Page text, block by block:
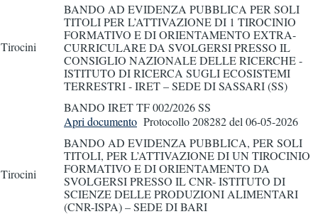
Tirocini
BANDO AD EVIDENZA PUBBLICA PER SOLI
TITOLI PER L’ATTIVAZIONE DI 1 TIROCINIO
FORMATIVO E DI ORIENTAMENTO EXTRA-
CURRICULARE DA SVOLGERSI PRESSO IL
CONSIGLIO NAZIONALE DELLE RICERCHE -
ISTITUTO DI RICERCA SUGLI ECOSISTEMI
TERRESTRI - IRET – SEDE DI SASSARI (SS)
BANDO IRET TF 002/2026 SS
Tirocini
Apri documento Protocollo 208282del 06-05-2026
BANDO AD EVIDENZA PUBBLICA, PER SOLI
TITOLI, PER L’ATTIVAZIONE DI UN TIROCINIO
FORMATIVO E DI ORIENTAMENTO DA
SVOLGERSI PRESSO IL CNR- ISTITUTO DI
SCIENZE DELLE PRODUZIONI ALIMENTARI
(CNR-ISPA) – SEDE DI BARI